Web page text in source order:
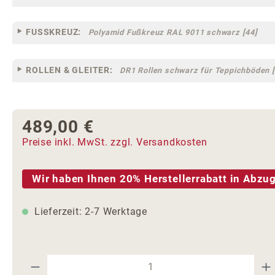
FUSSKREUZ: Polyamid Fußkreuz RAL 9011 schwarz [44]
ROLLEN & GLEITER: DR1 Rollen schwarz für Teppichböden
Regulärer Preis:
489,00 €
Preise inkl. MwSt. zzgl. Versandkosten
Wir haben Ihnen 20% Herstellerrabatt in
Lieferzeit: 2-7 Werktage
Produkt Anzahl: Gib den